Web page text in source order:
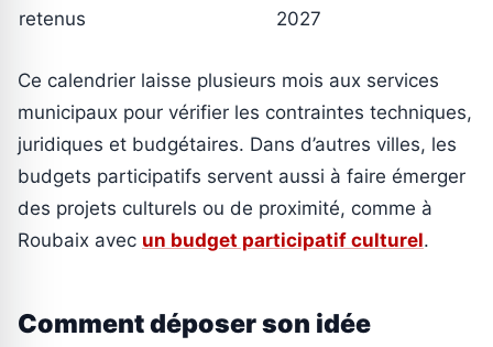
retenus
2027
Ce calendrier laisse plusieurs mois aux services
municipaux pour vérifier les contraintes techniques,
juridiques et budgétaires. Dans d’autres villes, les
budgets participatifs servent aussi à faire émerger
des projets culturels ou de proximité, comme à
Roubaix avec un budget participatif culturel.
Comment déposer son idée